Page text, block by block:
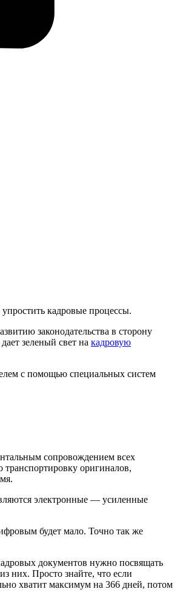
кадровые процессы.
законодательства в сторону
зеленый свет на кадровую
с помощью специальных систем
сопровождением всех
оригиналов,
электронные — усиленные
будет мало. Точно так же
документов нужно посвящать
них. Просто знайте, что если
хватит максимум на 366 дней, потом